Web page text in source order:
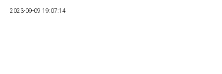
2023-09-09 19:07:14